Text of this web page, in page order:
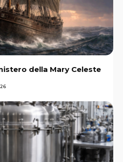
della Mary Celeste